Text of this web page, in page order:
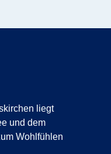
liegt
und dem
Wohlfühlen